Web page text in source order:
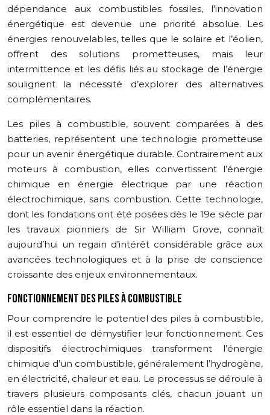
dépendance aux combustibles fossiles, l’innovation
énergétique est devenue une priorité absolue. Les
énergies renouvelables, telles que le solaire et l’éolien,
offrent des solutions prometteuses, mais leur
intermittence et les défis liés au stockage de l’énergie
soulignent la nécessité d’explorer des alternatives
complémentaires.
Les piles à combustible, souvent comparées à des
batteries, représentent une technologie prometteuse
pour un avenir énergétique durable. Contrairement aux
moteurs à combustion, elles convertissent l’énergie
chimique en énergie électrique par une réaction
électrochimique, sans combustion. Cette technologie,
dont les fondations ont été posées dès le 19e siècle par
les travaux pionniers de Sir William Grove, connaît
aujourd’hui un regain d’intérêt considérable grâce aux
avancées technologiques et à la prise de conscience
croissante des enjeux environnementaux.
FONCTIONNEMENT DES PILES À COMBUSTIBLE
Pour comprendre le potentiel des piles à combustible,
il est essentiel de démystifier leur fonctionnement. Ces
dispositifs électrochimiques transforment l’énergie
chimique d’un combustible, généralement l’hydrogène,
en électricité, chaleur et eau. Le processus se déroule à
travers plusieurs composants clés, chacun jouant un
rôle essentiel dans la réaction.